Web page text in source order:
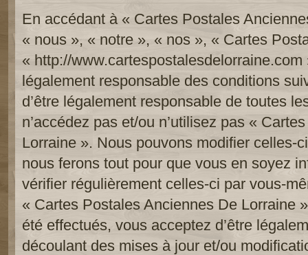
En accédant à « Cartes Postales
« nous », « notre », « nos », « Cartes
« http://www.cartespostalesdelorraine.com
légalement responsable des conditions
d’être légalement responsable de toutes
n’accédez pas et/ou n’utilisez pas «
Lorraine ». Nous pouvons modifier celles-
nous ferons tout pour que vous en soyez
vérifier régulièrement celles-ci par vous-
« Cartes Postales Anciennes De Lorraine
été effectués, vous acceptez d’être
découlant des mises à jour et/ou